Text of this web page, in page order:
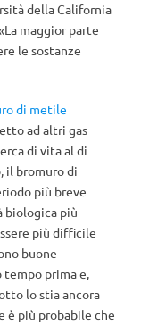
della California
maggior parte
le sostanze
di metile
ad altri gas
di vita al di
il bromuro di
più breve
biologica più
più difficile
buone
prima e,
lo stia ancora
è più probabile che